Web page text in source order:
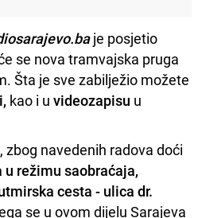
je posjetio
se nova tramvajska pruga
Šta je sve zabilježio možete
kao i u videozapisu u
zbog navedenih radova doći
režimu saobraćaja,
cesta - ulica dr.
se u ovom dijelu Sarajeva